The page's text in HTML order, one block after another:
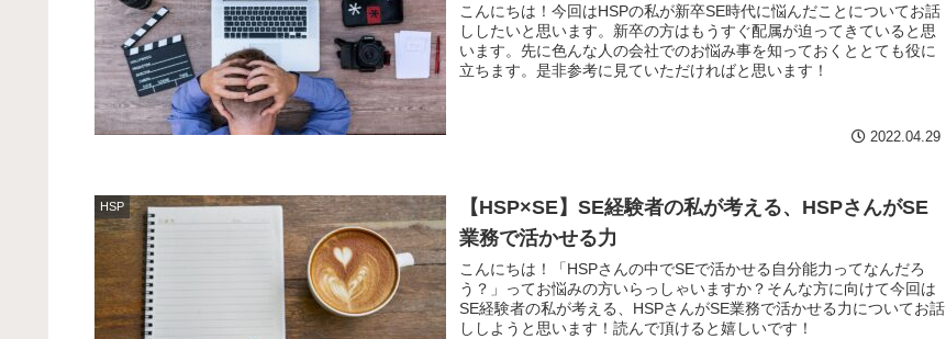
こんにちは！今回はHSPの私が新卒SE時代に悩んだことについてお話
ししたいと思います。新卒の方はもうすぐ配属が迫ってきていると思
います。先に色んな人の会社でのお悩み事を知っておくととても役に
立ちます。是非参考に見ていただければと思います！
2022.04.29
HSP
【HSP×SE】SE経験者の私が考える、HSPさんがSE
業務で活かせる力
こんにちは！「HSPさんの中でSEで活かせる自分能力ってなんだろ
う？」ってお悩みの方いらっしゃいますか？そんな方に向けて今回は
SE経験者の私が考える、HSPさんがSE業務で活かせる力についてお話
ししようと思います！読んで頂けると嬉しいです！